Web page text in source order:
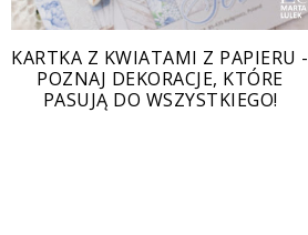
KARTKA Z KWIATAMI Z PAPIERU -
POZNAJ DEKORACJE, KTÓRE
PASUJĄ DO WSZYSTKIEGO!